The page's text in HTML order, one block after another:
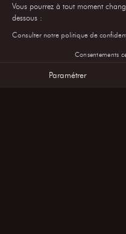
Vous pourrez à tout moment
dessous :
Consulter notre politique de
Consentements
Paramétrer